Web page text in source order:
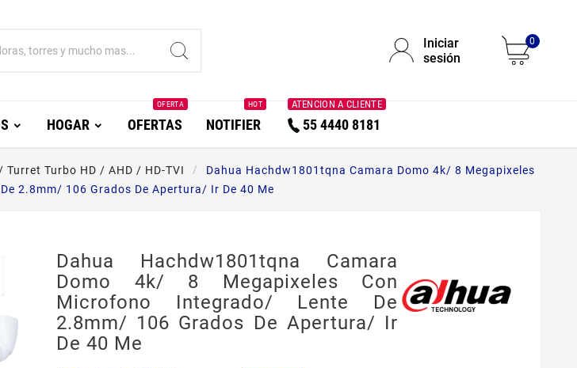
Iniciar
sesión
0
HOGAR OFERTAS
OFERTA
NOTIFIER
HOT
55 4440 8181
ATENCION A CLIENTE
Turbo HD / AHD / HD-TVI
Dahua Hachdw1801tqna Camara Domo 4k/ 8 Megapixeles
2.8mm/ 106 Grados De Apertura/ Ir De 40 Me
Dahua Hachdw1801tqna Camara
Domo 4k/ 8 Megapixeles Con
Microfono Integrado/ Lente De
2.8mm/ 106 Grados De Apertura/ Ir
De 40 Me